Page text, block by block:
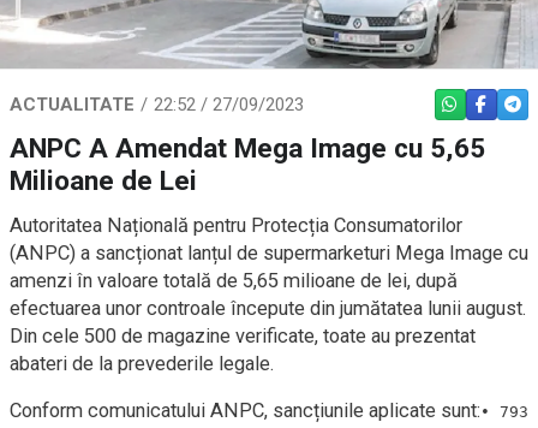
ACTUALITATE 22:52 / 27/09/2023 WHATSAPP
ANPC A Amendat Mega Image cu 5,65
Milioane de Lei
Autoritatea Națională pentru Protecția Consumatorilor
(ANPC) a sancționat lanțul de supermarketuri Mega Image cu
amenzi în valoare totală de 5,65 milioane de lei, după
efectuarea unor controale începute din jumătatea lunii august.
Din cele 500 de magazine verificate, toate au prezentat
abateri de la prevederile legale.
Conform comunicatului ANPC, sancțiunile aplicate sunt: • 793